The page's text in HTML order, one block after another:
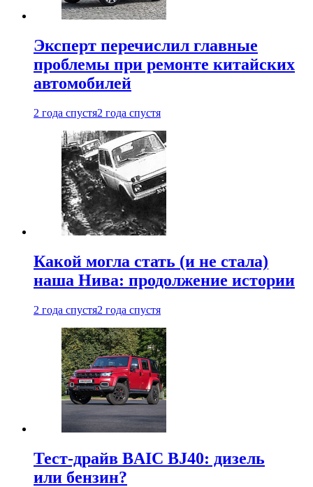
Эксперт перечислил главные
проблемы при ремонте китайских
автомобилей
2 года спустя2 года спустя
Какой могла стать (и не стала)
наша Нива: продолжение истории
2 года спустя2 года спустя
Тест-драйв BAIC BJ40: дизель
или бензин?